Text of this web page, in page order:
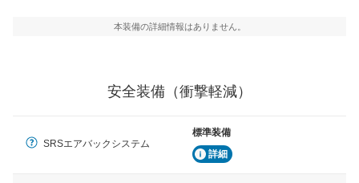
本装備の詳細情報はありません。
安全装備（衝撃軽減）
SRSエアバックシステム
標準装備
詳細